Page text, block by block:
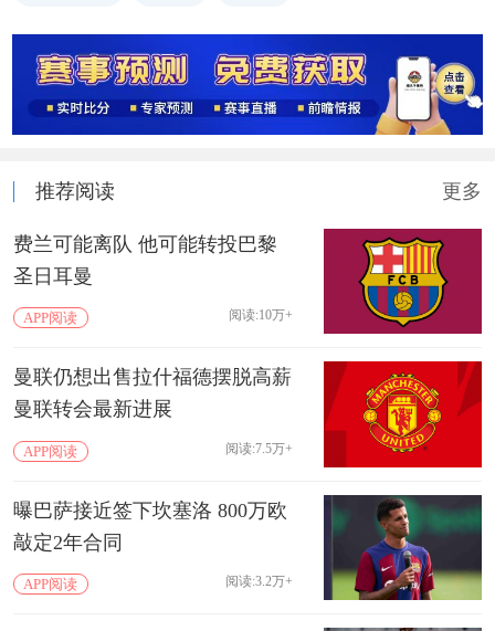
推荐阅读 更多
费兰可能离队 他可能转投巴黎
圣日耳曼
APP阅读 阅读:10万+
曼联仍想出售拉什福德摆脱高薪
曼联转会最新进展
APP阅读 阅读:7.5万+
曝巴萨接近签下坎塞洛 800万欧
敲定2年合同
APP阅读 阅读:3.2万+